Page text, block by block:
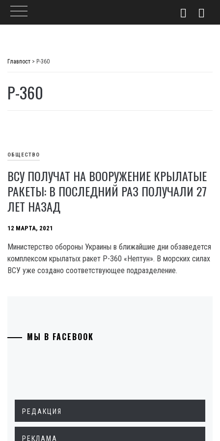
Главпост > Р-360
Р-360
ОБЩЕСТВО
ВСУ ПОЛУЧАТ НА ВООРУЖЕНИЕ КРЫЛАТЫЕ
РАКЕТЫ: В ПОСЛЕДНИЙ РАЗ ПОЛУЧАЛИ 27
ЛЕТ НАЗАД
12 МАРТА, 2021
Министерство обороны Украины в ближайшие дни обзаведется
комплексом крылатых ракет Р-360 «Нептун». В морских силах
ВСУ уже создано соответствующее подразделение.
МЫ В FACEBOOK
РЕДАКЦИЯ
РЕКЛАМА